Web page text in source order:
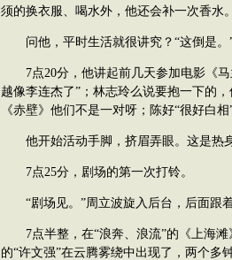
须的换衣服、喝水外，他还会补一次香水
问他，平时生活就很讲究？“这倒是。
7点20分，他讲起前几天参加电影《马
越像李连杰了”；林志玲么说要抱一下的
《赤壁》他们不是一对呀；陈好“很好白
他开始活动手脚，挤眉弄眼。这是热身
7点25分，剧场的第一次打铃。
“剧场见。”周立波旋入后台，后面跟着
7点半整，在“浪奔、浪流”的《上海滩
的“许文强”在云腾雾绕中出现了，两个多